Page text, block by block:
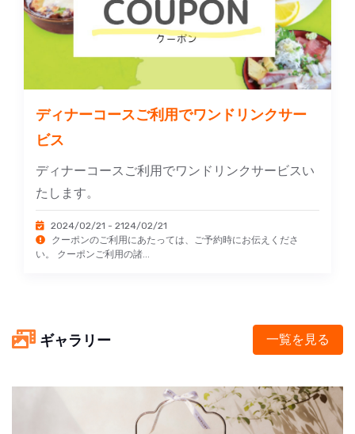
ディナーコースご利用でワンドリンクサー
ビス
ディナーコースご利用でワンドリンクサービスい
たします。
2024/02/21 - 2124/02/21
クーポンのご利用にあたっては、ご予約時にお伝えくださ
い。 クーポンご利用の諸...
ギャラリー 一覧を見る